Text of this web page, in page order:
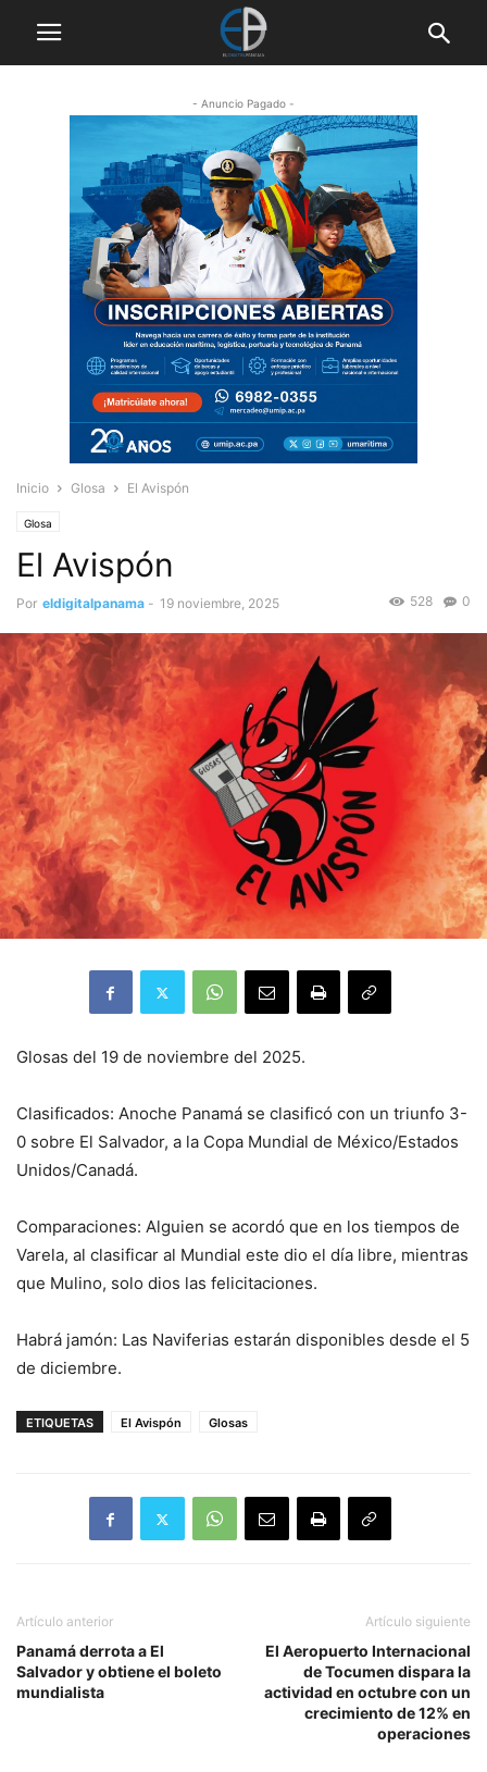
- Anuncio Pagado -
Inicio Glosa El Avispón
Glosa
El Avispón
Por eldigitalpanama - 19 noviembre, 2025 0
528
Glosas del 19 de noviembre del 2025.
Clasificados: Anoche Panamá se clasificó con un triunfo 3-
0 sobre El Salvador, a la Copa Mundial de México/Estados
Unidos/Canadá.
Comparaciones: Alguien se acordó que en los tiempos de
Varela, al clasificar al Mundial este dio el día libre, mientras
que Mulino, solo dios las felicitaciones.
Habrá jamón: Las Naviferias estarán disponibles desde el 5
de diciembre.
ETIQUETAS El Avispón Glosas
Artículo anterior
Panamá derrota a El
Salvador y obtiene el boleto
mundialista
Artículo siguiente
El Aeropuerto Internacional
de Tocumen dispara la
actividad en octubre con un
crecimiento de 12% en
operaciones